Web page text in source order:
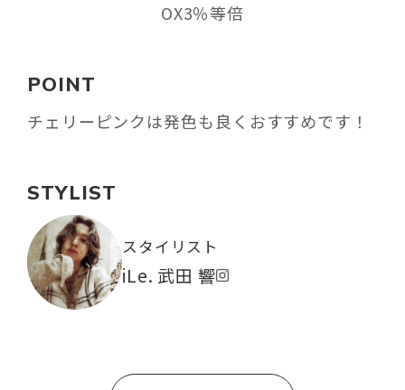
OX3％等倍
POINT
チェリーピンクは発色も良くおすすめです！
STYLIST
スタイリスト
iLe. 武田 響